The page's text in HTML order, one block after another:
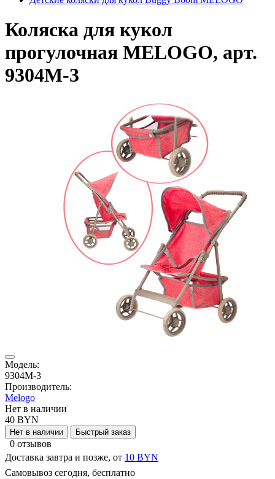
Коляска для кукол
прогулочная MELOGO, арт.
9304M-3
Модель:
9304M-3
Производитель:
Melogo
Нет в наличии
40 BYN
Нет в наличии Быстрый заказ
0 отзывов
Доставка завтра и позже, от 10 BYN
Самовывоз сегодня, бесплатно